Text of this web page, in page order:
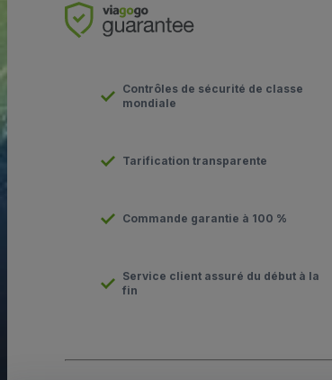
Contrôles de sécurité de classe
mondiale
Tarification transparente
Commande garantie à 100 %
Service client assuré du début à la
fin